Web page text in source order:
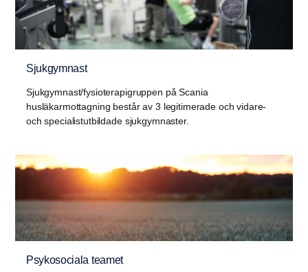
The reception is open Monday - Friday 8.00 -
17.00
The laboratory is open Monday - Friday 7.30 - 9.00,
booked appointments only. Please call for an
Sjukgymnast
Sjukgymnast/fysioterapigruppen på Scania
husläkarmottagning består av 3 legitimerade och vidare-
och specialistutbildade sjukgymnaster.
Psykosociala teamet